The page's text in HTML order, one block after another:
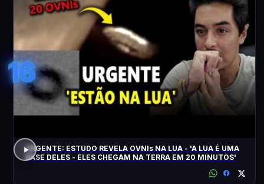
16
URGENTE: ESTUDO REVELA OVNIs NA LUA - 'A LUA É UMA
BASE DELES - ELES CHEGAM NA TERRA EM 20 MINUTOS'